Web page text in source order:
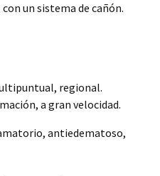
un sistema de cañón.
regional.
a gran velocidad.
antiedematoso,